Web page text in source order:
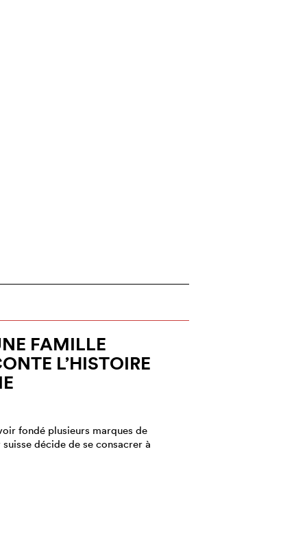
FAMILLE
L’HISTOIRE
fondé plusieurs marques de
décide de se consacrer à